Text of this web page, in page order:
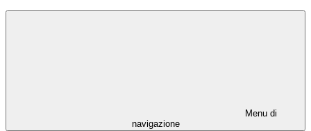
Menu di
navigazione